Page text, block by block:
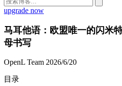
upgrade now
马耳他语：欧盟唯一的闪米
母书写
OpenL Team 2026/6/20
目录